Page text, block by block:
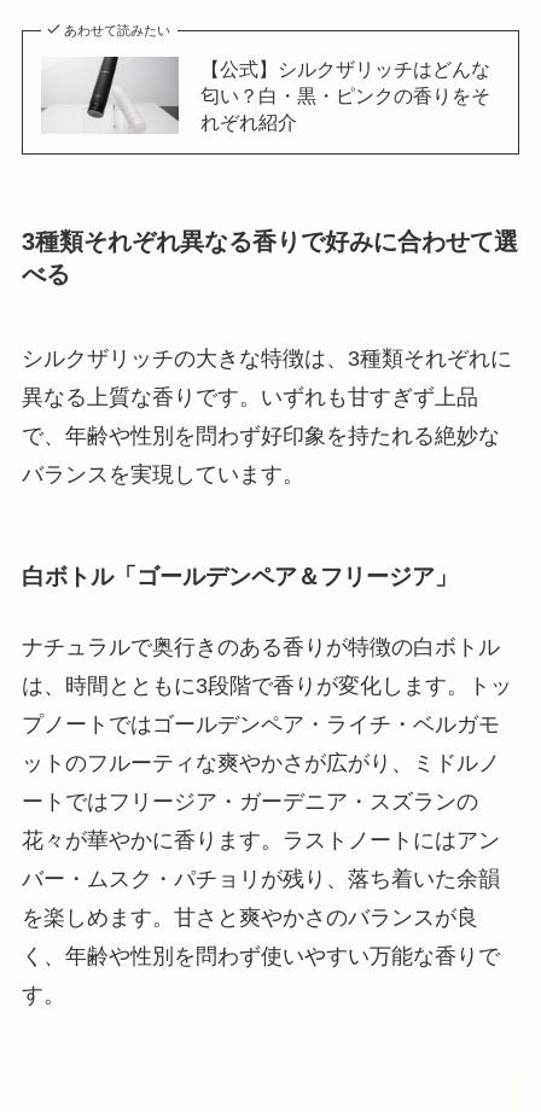
あわせて読みたい
【公式】シルクザリッチはどんな
匂い？白・黒・ピンクの香りをそ
れぞれ紹介
3種類それぞれ異なる香りで好みに合わせて選
べる
シルクザリッチの大きな特徴は、3種類それぞれに
異なる上質な香りです。いずれも甘すぎず上品
で、年齢や性別を問わず好印象を持たれる絶妙な
バランスを実現しています。
白ボトル「ゴールデンペア＆フリージア」
ナチュラルで奥行きのある香りが特徴の白ボトル
は、時間とともに3段階で香りが変化します。トッ
プノートではゴールデンペア・ライチ・ベルガモ
ットのフルーティな爽やかさが広がり、ミドルノ
ートではフリージア・ガーデニア・スズランの
花々が華やかに香ります。ラストノートにはアン
バー・ムスク・パチョリが残り、落ち着いた余韻
を楽しめます。甘さと爽やかさのバランスが良
く、年齢や性別を問わず使いやすい万能な香りで
す。